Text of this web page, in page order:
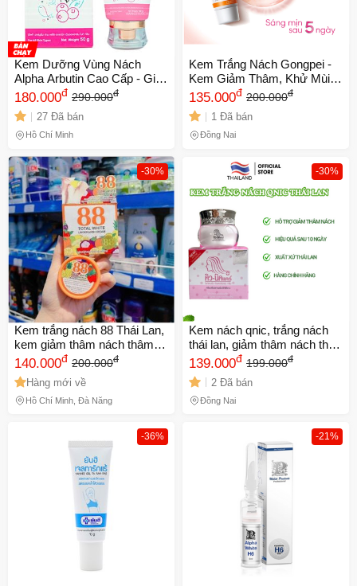
Kem Dưỡng Vùng Nách
Alpha Arbutin Cao Cấp - Giúp
Sạch Thâm, Trắng Da, Cung
Cấp Độ Ẩm Cho Làn Da Mịn
Màng
180.000đ 290.000đ
27 Đã bán
Hồ Chí Minh
Kem Trắng Nách Gongpei -
Kem Giảm Thâm, Khử Mùi
Hôi Nách Hàn Quốc Chất
lượng, Sáng Da Hiệu Quả
60g
135.000đ 200.000đ
1 Đã bán
Đồng Nai
-30%
Kem trắng nách 88 Thái Lan,
kem giảm thâm nách thâm
mông, khử mùi hôi nách
140.000đ 200.000đ
Hàng mới về
Hồ Chí Minh, Đà Nẵng
-30%
Kem nách qnic, trắng nách
thái lan, giảm thâm nách thái
lan, giảm thâm vòng ba chính
hãng 15gr
139.000đ 199.000đ
2 Đã bán
Đồng Nai
-36% -21%